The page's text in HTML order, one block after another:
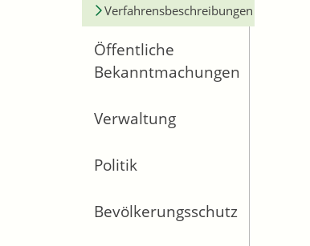
Verfahrensbeschreibungen
Öffentliche
Bekanntmachungen
Verwaltung
Politik
Bevölkerungsschutz